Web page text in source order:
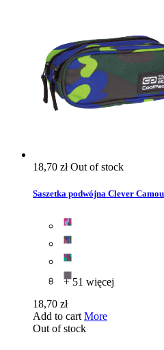
18,70 złOut of stock
Saszetka podwójna Clever
+ 51 więcej
18,70 zł
Add to cart More
Out of stock